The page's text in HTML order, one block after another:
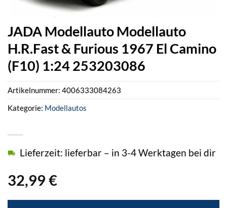
JADA Modellauto Modellauto
H.R.Fast & Furious 1967 El Camino
(F10) 1:24 253203086
32,99 €
Lieferzeit: lieferbar – in 3-4 Werktagen bei dir
Artikelnummer: 4006333084263
Kategorie: Modellautos